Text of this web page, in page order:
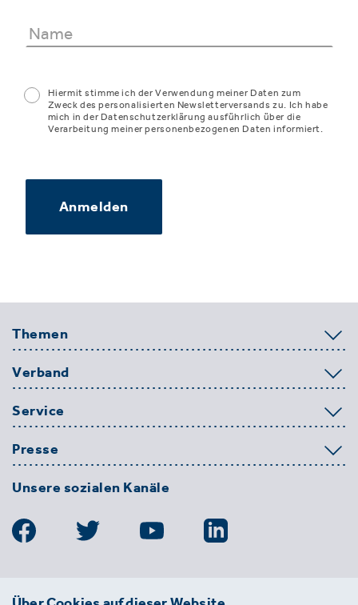
Hiermit stimme ich der Verwendung meiner Daten zum
Zweck des personalisierten Newsletterversands zu. Ich habe
mich in der Datenschutzerklärung ausführlich über die
Verarbeitung meiner personenbezogenen Daten informiert.
Anmelden
Themen
Verband
Service
Presse
Unsere sozialen Kanäle
BDE